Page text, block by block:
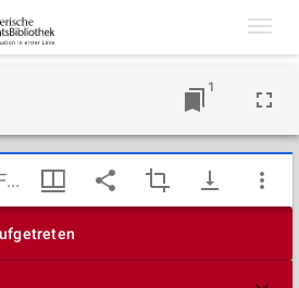
1
TypeError: Failed to fetch